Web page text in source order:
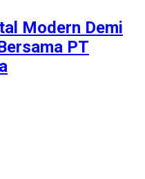
Modern Demi
PT